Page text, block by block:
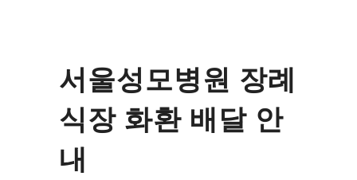
서울성모병원 장례
식장 화환 배달 안
내